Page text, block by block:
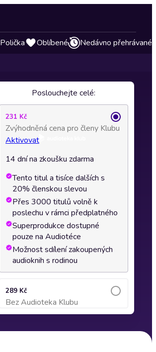
Polička Oblíbené Nedávno přehrávané
Poslouchejte celé:
231 Kč
Zvýhodněná cena pro členy Klubu
Aktivovat
14 dní na zkoušku zdarma
Tento titul a tisíce dalších s
20% členskou slevou
Přes 3000 titulů volně k
poslechu v rámci předplatného
Superprodukce dostupné
pouze na Audiotéce
Možnost sdílení zakoupených
audioknih s rodinou
289 Kč
Bez Audioteka Klubu
Přidat do košíku